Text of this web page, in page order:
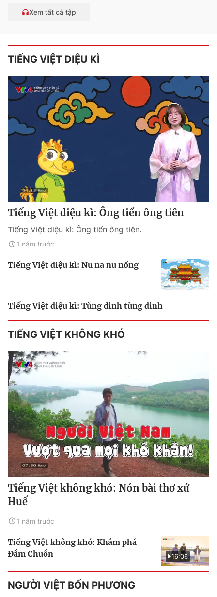
Xem tất cả tập
TIẾNG VIỆT DIỆU KÌ
Tiếng Việt diệu kì: Ông tiển ông tiên
Tiếng Việt diệu kì: Ông tiển ông tiên.
1 năm trước
Tiếng Việt diệu kì: Nu na nu nống
Tiếng Việt diệu kì: Tùng dinh tùng dinh
TIẾNG VIỆT KHÔNG KHÓ
Tiếng Việt không khó: Nón bài thơ xứ
Huế
1 năm trước
16:06
Tiếng Việt không khó: Khám phá
Đầm Chuồn
NGƯỜI VIỆT BỐN PHƯƠNG